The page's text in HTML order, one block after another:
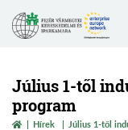
Július 1-től
program
Hírek Július 1-től